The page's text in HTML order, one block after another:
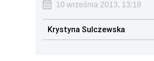
10 września 2013, 13:18
Krystyna Sulczewska